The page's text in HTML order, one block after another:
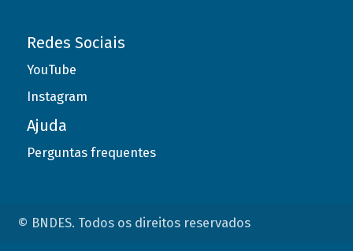
Redes Sociais
YouTube
Instagram
Ajuda
Perguntas frequentes
© BNDES. Todos os direitos reservados